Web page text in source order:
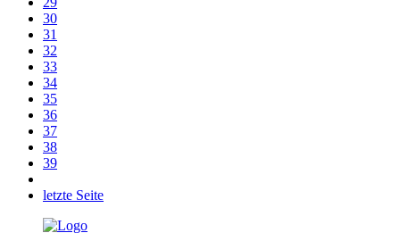
30
31
32
33
34
35
36
37
38
39
letzte Seite